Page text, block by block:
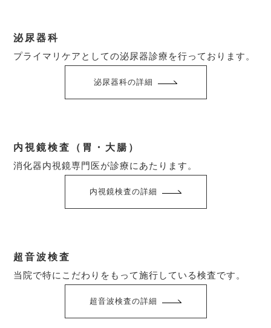
泌尿器科
プライマリケアとしての泌尿器診療を行っております。
泌尿器科の詳細
内視鏡検査（胃・大腸）
消化器内視鏡専門医が診療にあたります。
内視鏡検査の詳細
超音波検査
当院で特にこだわりをもって施行している検査です。
超音波検査の詳細